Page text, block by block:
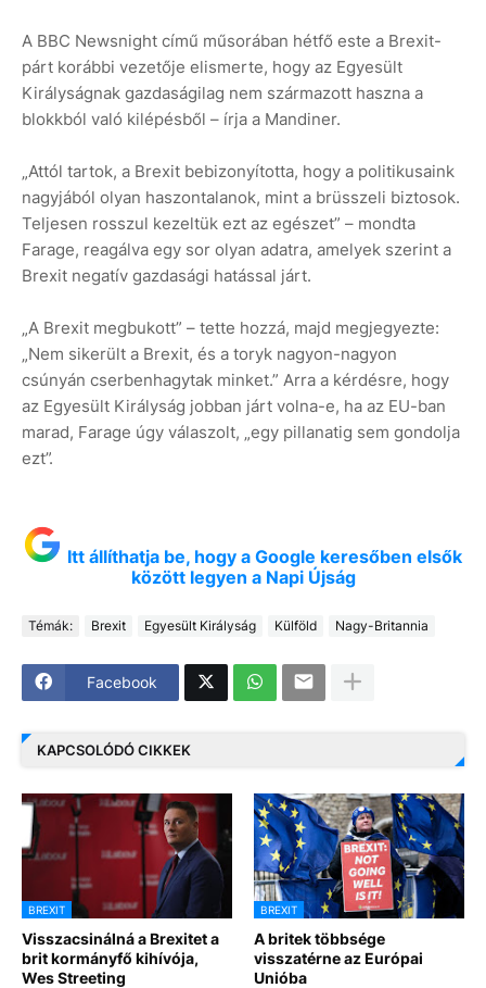
A BBC Newsnight című műsorában hétfő este a Brexit-
párt korábbi vezetője elismerte, hogy az Egyesült
Királyságnak gazdaságilag nem származott haszna a
blokkból való kilépésből – írja a Mandiner.
„Attól tartok, a Brexit bebizonyította, hogy a politikusaink
nagyjából olyan haszontalanok, mint a brüsszeli biztosok.
Teljesen rosszul kezeltük ezt az egészet” – mondta
Farage, reagálva egy sor olyan adatra, amelyek szerint a
Brexit negatív gazdasági hatással járt.
„A Brexit megbukott” – tette hozzá, majd megjegyezte:
„Nem sikerült a Brexit, és a toryk nagyon-nagyon
csúnyán cserbenhagytak minket.” Arra a kérdésre, hogy
az Egyesült Királyság jobban járt volna-e, ha az EU-ban
marad, Farage úgy válaszolt, „egy pillanatig sem gondolja
ezt”.
Itt állíthatja be, hogy a Google keresőben elsők
között legyen a Napi Újság
Témák: Brexit Egyesült Királyság Külföld Nagy-Britannia
Facebook
KAPCSOLÓDÓ CIKKEK
BREXIT
Visszacsinálná a Brexitet a
brit kormányfő kihívója,
Wes Streeting
BREXIT
A britek többsége
visszatérne az Európai
Unióba